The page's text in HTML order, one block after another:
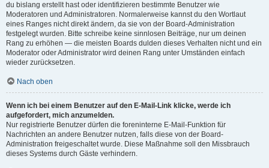
du bislang erstellt hast oder identifizieren bestimmte Benutzer wie
Moderatoren und Administratoren. Normalerweise kannst du den Wortlaut
eines Ranges nicht direkt ändern, da sie von der Board-Administration
festgelegt wurden. Bitte schreibe keine sinnlosen Beiträge, nur um deinen
Rang zu erhöhen — die meisten Boards dulden dieses Verhalten nicht und ein
Moderator oder Administrator wird deinen Rang unter Umständen einfach
wieder zurücksetzen.
Nach oben
Wenn ich bei einem Benutzer auf den E-Mail-Link klicke, werde ich
aufgefordert, mich anzumelden.
Nur registrierte Benutzer dürfen die foreninterne E-Mail-Funktion für
Nachrichten an andere Benutzer nutzen, falls diese von der Board-
Administration freigeschaltet wurde. Diese Maßnahme soll den Missbrauch
dieses Systems durch Gäste verhindern.